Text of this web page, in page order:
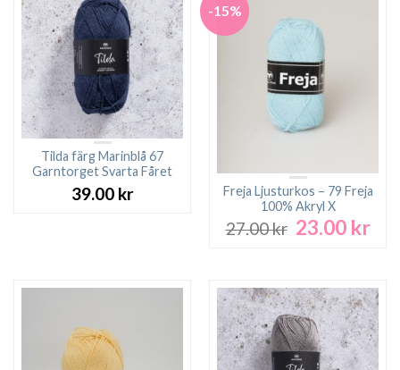
Tilda färg Marinblå 67
Garntorget Svarta Fåret
39.00 kr
-15%
Freja Ljusturkos – 79 Freja
100% Akryl X
27.00kr Det
27.00 kr.
23.00 krDet